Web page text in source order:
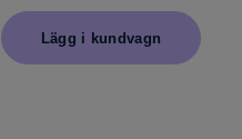
Lägg i kundvagn